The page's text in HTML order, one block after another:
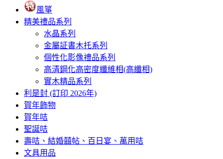
風箏
精美禮品系列
水晶系列
金屬証書木托系列
個性化影像禮品系列
高清鋼化高密度纖維相(高纖相)
實木精品系列
利是封 (訂印 2026年)
賀年飾物
賀年咭
聖誕咭
壽咭、結婚囍帖、百日宴、萬用咭
文具用品